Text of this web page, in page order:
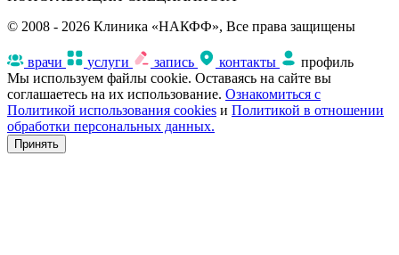
© 2008 - 2026 Клиника «НАКФФ», Все права защищены
врачи услуги запись контакты
профиль
Мы используем файлы cookie. Оставаясь на сайте вы
соглашаетесь на их использование. Ознакомиться с
Политикой использования cookies и Политикой в отношении
обработки персональных данных.
Принять